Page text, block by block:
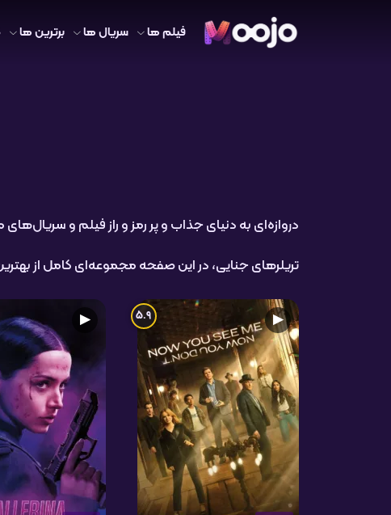
فیلم ها سریال ها برترین ها
دروازه‌ای به دنیای جذاب و پر رمز و راز فیلم و
تریلرهای جنایی، در این صفحه مجموعه‌ای کامل از
▶
5.9
▶